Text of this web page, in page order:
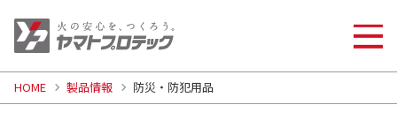
HOME 製品情報 防災・防犯用品